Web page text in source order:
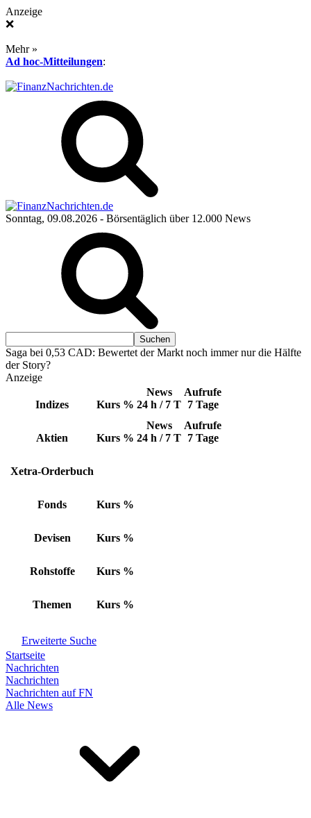
Anzeige
❌
Mehr »
Ad hoc-Mitteilungen:
Sonntag, 09.08.2026 - Börsentäglich über 12.000 News
Saga bei 0,53 CAD: Bewertet der Markt noch immer nur die Hälfte
der Story?
Anzeige
Indizes Kurs %
News
24 h / 7 T
Aufrufe
7 Tage
Aktien Kurs %
News
24 h / 7 T
Aufrufe
7 Tage
Xetra-Orderbuch
Fonds Kurs %
Devisen Kurs %
Rohstoffe Kurs %
Themen Kurs %
Erweiterte Suche
Startseite
Nachrichten
Nachrichten
Nachrichten auf FN
Alle News